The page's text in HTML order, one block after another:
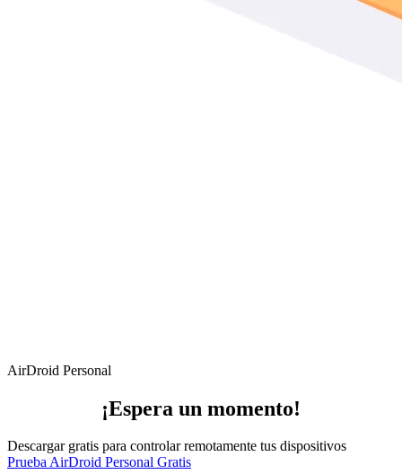
AirDroid Personal
¡Espera un momento!
Descargar gratis para controlar remotamente tus dispositivos
Prueba AirDroid Personal Gratis